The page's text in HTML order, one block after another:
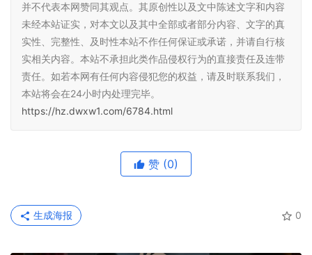
并不代表本网赞同其观点。其原创性以及文中陈述文字和内容
未经本站证实，对本文以及其中全部或者部分内容、文字的真
实性、完整性、及时性本站不作任何保证或承诺，并请自行核
实相关内容。本站不承担此类作品侵权行为的直接责任及连带
责任。如若本网有任何内容侵犯您的权益，请及时联系我们，
本站将会在24小时内处理完毕。
https://hz.dwxw1.com/6784.html
赞 (0)
0
生成海报